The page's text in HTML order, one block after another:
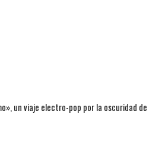
un viaje electro-pop por la oscuridad de